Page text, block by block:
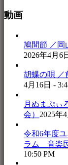
動画
鳩間節 ／岡
2026年4月6
胡蝶の唄 ／
4月16日 -
月ぬまぷぃ
会） 2025年
令和6年度
ラム 音楽民
10:50 PM